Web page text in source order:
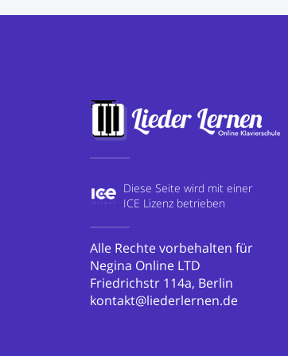
Diese Seite wird mit einer
ICE Lizenz betrieben
Alle Rechte vorbehalten für
Negina Online LTD
Friedrichstr 114a, Berlin
kontakt@liederlernen.de